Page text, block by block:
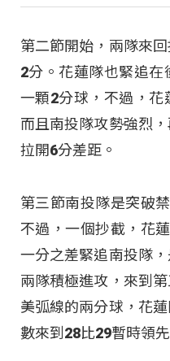
第二節開始，兩隊來
2分。花蓮隊也緊追在
一顆2分球，不過，花
而且南投隊攻勢強烈
拉開6分差距。
第三節南投隊是突破
不過，一個抄截，花
一分之差緊追南投隊
兩隊積極進攻，來到
美弧線的兩分球，花
數來到28比29暫時領先